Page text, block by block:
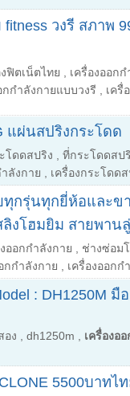
fitness วงรี สภาพ
ฟิตเน็ตไทย
เครื่องออก
กกำลังกายแบบวงรี
เครื่
แผ่นสปริงกระโดด
โดดสปริง
ที่กระโดดสป
ลังกาย เครื่องกระโดด
กรุ่นทุกยี่ห้อและข
ลิงโฮมยิม สายพาน
ออกกำลังกาย
ช่างซ่อม
กกำลังกาย เครื่องออกกํ
: DH1250M มื
อง dh1250m
เครื่องอ
5500บาทไ